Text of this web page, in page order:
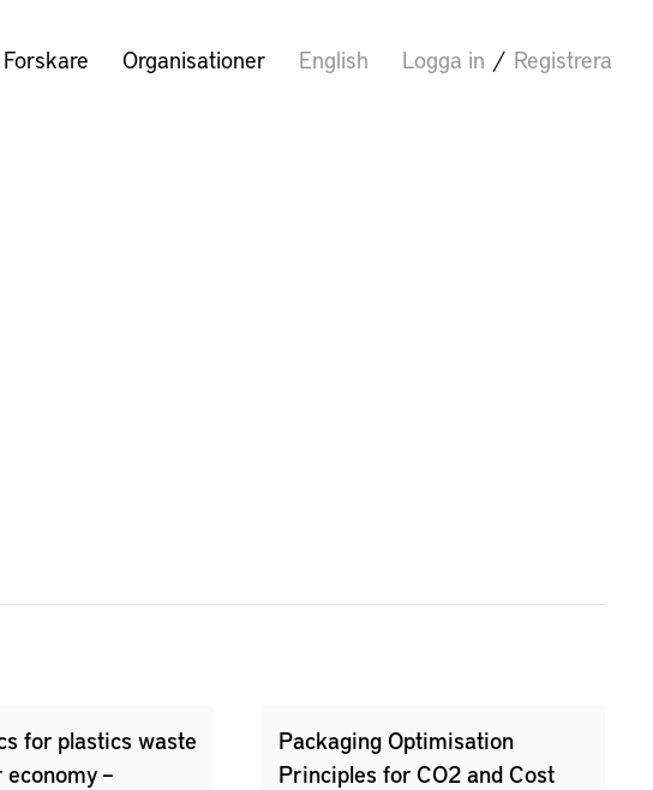
Forskare Organisationer English Logga in / Registrera
for plastics waste
–
Packaging Optimisation
Principles for CO2 and Cost